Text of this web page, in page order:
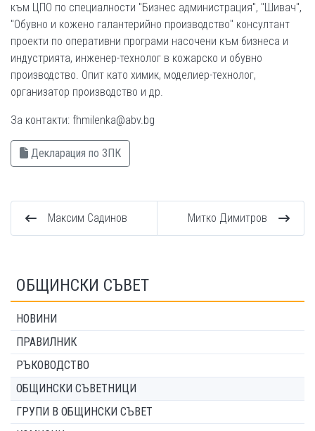
към ЦПО по специалности "Бизнес администрация", "Шивач",
"Обувно и кожено галантерийно производство" консултант
проекти по оперативни програми насочени към бизнеса и
индустрията, инженер-технолог в кожарско и обувно
производство. Опит като химик, моделиер-технолог,
организатор производство и др.
За контакти: fhmilenka@abv.bg
Декларация по ЗПК
Максим Садинов Митко Димитров
ОБЩИНСКИ СЪВЕТ
НОВИНИ
ПРАВИЛНИК
РЪКОВОДСТВО
ОБЩИНСКИ СЪВЕТНИЦИ
ГРУПИ В ОБЩИНСКИ СЪВЕТ